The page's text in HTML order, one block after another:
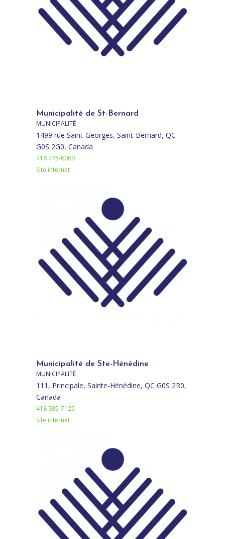
Municipalité de St-Bernard
MUNICIPALITÉ
1499 rue Saint-Georges, Saint-Bernard, QC
G0S 2G0, Canada
418 475-6060
Site internet
Municipalité de Ste-Hénédine
MUNICIPALITÉ
111, Principale, Sainte-Hénédine, QC G0S 2R0,
Canada
418 935-7125
Site internet